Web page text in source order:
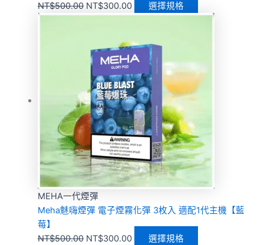
NT$500.00 NT$300.00 選擇規格
MEHA一代煙彈
Meha魅嗨煙彈 電子煙霧化彈 3枚入 適配1代主機【藍
莓】
NT$500.00 NT$300.00 選擇規格